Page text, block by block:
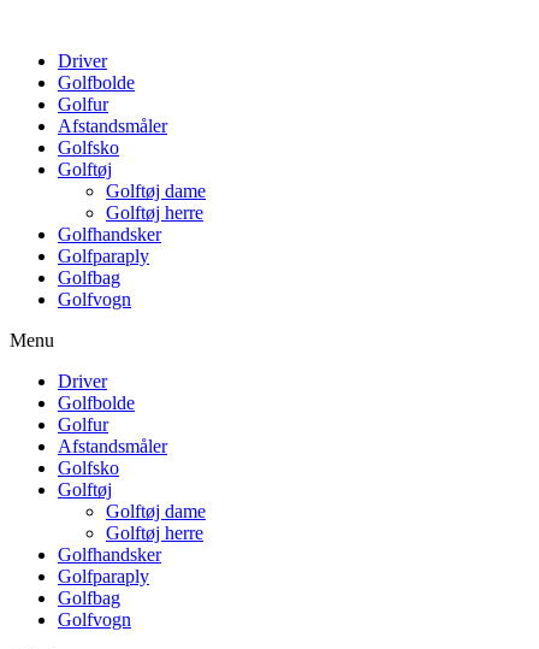
Driver
Golfbolde
Golfur
Afstandsmåler
Golfsko
Golftøj
Golftøj dame
Golftøj herre
Golfhandsker
Golfparaply
Golfbag
Golfvogn
Menu
Driver
Golfbolde
Golfur
Afstandsmåler
Golfsko
Golftøj
Golftøj dame
Golftøj herre
Golfhandsker
Golfparaply
Golfbag
Golfvogn